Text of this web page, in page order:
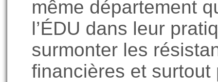
même département
l’ÉDU dans leur
surmonter les
financières et surtout